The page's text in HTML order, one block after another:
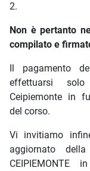
2.
Non è pertanto
compilato e
Il pagamento
effettuarsi
Ceipiemonte in
del corso.
Vi invitiamo
aggiornato
CEIPIEMONTE